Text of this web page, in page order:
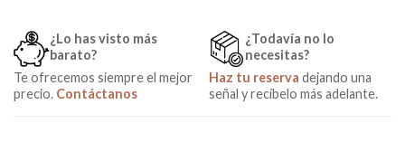
¿Lo has visto más
barato?
Te ofrecemos siempre el mejor
precio. Contáctanos
¿Todavía no lo
necesitas?
Haz tu reserva dejando una
señal y recíbelo más adelante.